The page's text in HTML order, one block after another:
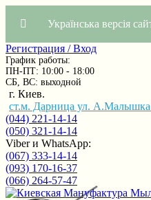
Українська версія
Регистрация / Вход
График работы:
ПН-ПТ: 10:00 - 18:00
СБ, ВС: выходной
г. Киев.
ст.м. Дарница ул.
(044) 221-14-14
(050) 321-14-14
Viber и WhatsApp:
(067) 333-14-14
(093) 170-16-37
(066) 264-57-47